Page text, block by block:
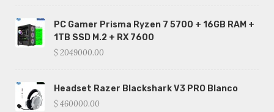
PC Gamer Prisma Ryzen 7 5700 + 16GB RAM +
1TB SSD M.2 + RX 7600
$ 2049000.00
Headset Razer Blackshark V3 PRO Blanco
$ 460000.00